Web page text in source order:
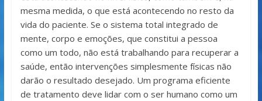
mesma medida, o que está acontecendo no resto da
vida do paciente. Se o sistema total integrado de
mente, corpo e emoções, que constitui a pessoa
como um todo, não está trabalhando para recuperar a
saúde, então intervenções simplesmente físicas não
darão o resultado desejado. Um programa eficiente
de tratamento deve lidar com o ser humano como um